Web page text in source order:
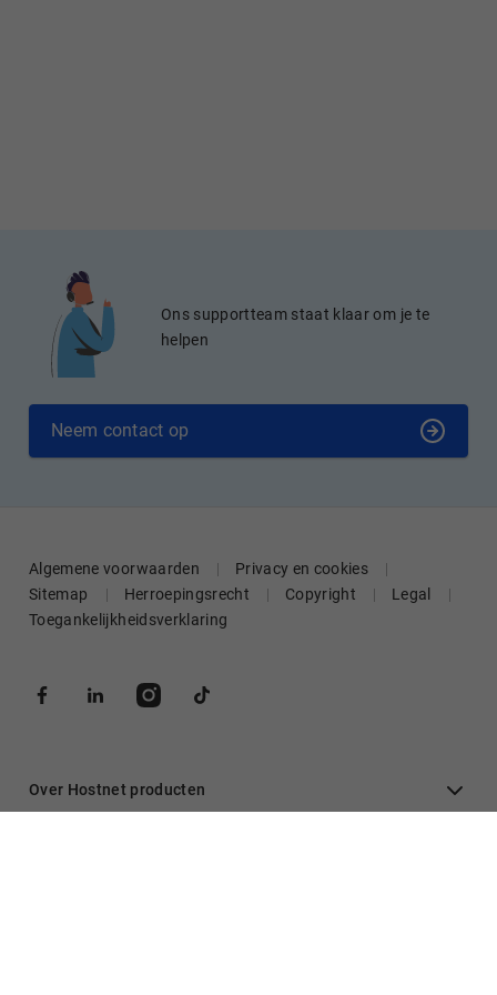
Ons supportteam staat klaar om je te
helpen
Neem contact op
Algemene voorwaarden
Privacy en cookies
Sitemap
Herroepingsrecht Copyright
Legal
Toegankelijkheidsverklaring
Over Hostnet producten